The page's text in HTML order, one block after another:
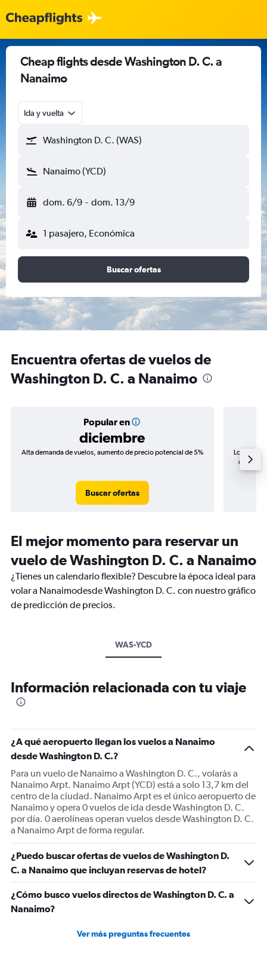
Cheap flights desde Washington D. C. a
Nanaimo
Ida y vuelta
Washington D. C. (WAS)
Nanaimo (YCD)
dom. 6/9 - dom. 13/9
1 pasajero, Económica
Buscar ofertas
Encuentra ofertas de vuelos de
Washington D. C. a Nanaimo
Popular en
diciembre
Alta demanda de vuelos, aumento de precio potencial de 5%
Buscar ofertas
Los
de
El mejor momento para reservar un
vuelo de Washington D. C. a Nanaimo
¿Tienes un calendario flexible? Descubre la época ideal para
volar a Nanaimodesde Washington D. C. con nuestro gráfico
de predicción de precios.
WAS-YCD
Información relacionada con tu viaje
¿A qué aeropuerto llegan los vuelos a Nanaimo
desde Washington D. C.?
Para un vuelo de Nanaimo a Washington D. C., volarás a
Nanaimo Arpt. Nanaimo Arpt (YCD) está a solo 13,7 km del
centro de la ciudad. Nanaimo Arpt es el único aeropuerto de
Nanaimo y opera 0 vuelos de ida desde Washington D. C.
por día. 0 aerolíneas operan vuelos desde Washington D. C.
a Nanaimo Arpt de forma regular.
¿Puedo buscar ofertas de vuelos de Washington D.
C. a Nanaimo que incluyan reservas de hotel?
¿Cómo busco vuelos directos de Washington D. C. a
Nanaimo?
Ver más preguntas frecuentes